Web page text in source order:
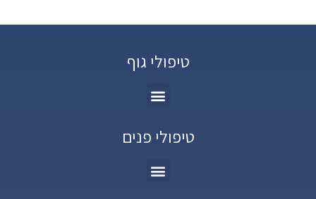
טיפולי גוף
טיפולי פנים